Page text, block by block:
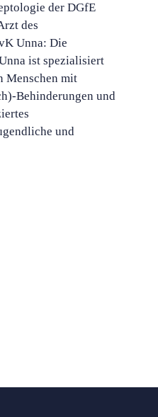
der DGfE
des
Unna: Die
ist spezialisiert
Menschen mit
Behinderungen und
und